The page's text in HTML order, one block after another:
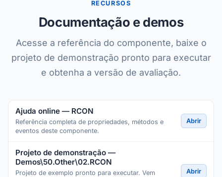
RECURSOS
Documentação e demos
Acesse a referência do componente, baixe o
projeto de demonstração pronto para executar
e obtenha a versão de avaliação.
Ajuda online — RCON
Referência completa de propriedades, métodos e
eventos deste componente.
Abrir
Projeto de demonstração —
Demos\50.Other\02.RCON
Projeto de exemplo pronto para executar. Vem
Abrir